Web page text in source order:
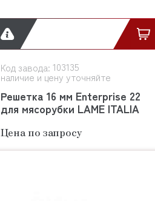
Код завода: 103135
наличие и цену уточняйте
Решетка 16 мм Enterprise 22
для мясорубки LAME ITALIA
Цена по запросу